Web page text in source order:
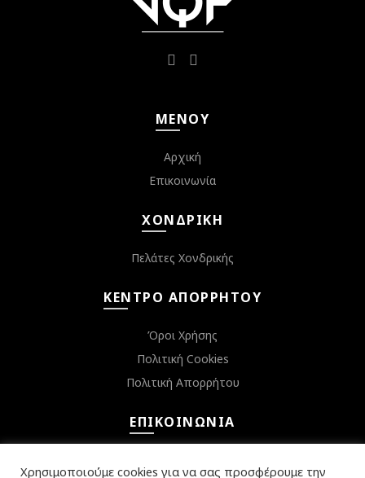
ΜΕΝΟΎ
Αρχική
Επικοινωνία
ΧΟΝΔΡΙΚΉ
Πελάτες Χονδρικής
ΚΈΝΤΡΟ ΑΠΟΡΡΉΤΟΥ
Όροι Χρήσης
Πολιτική Cookies
Πολιτική Απορρήτου
ΕΠΙΚΟΙΝΩΝΊΑ
Κεφαλληνίας 6, Αργυρούπολη 16452
Χρησιμοποιούμε cookies για να σας προσφέρουμε την